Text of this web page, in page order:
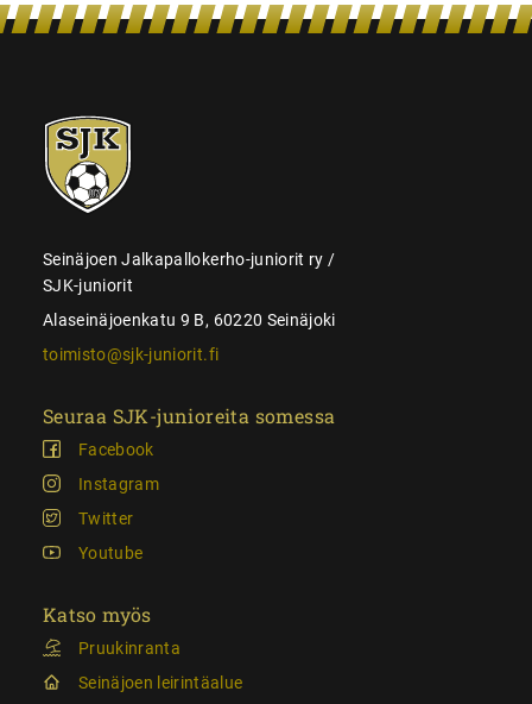
SJK-
juniorit
Seinäjoen Jalkapallokerho-juniorit ry /
SJK-juniorit
Alaseinäjoenkatu 9 B, 60220 Seinäjoki
toimisto@sjk-juniorit.fi
Seuraa SJK-junioreita somessa
Facebook
Instagram
Twitter
Youtube
Katso myös
Pruukinranta
Seinäjoen leirintäalue